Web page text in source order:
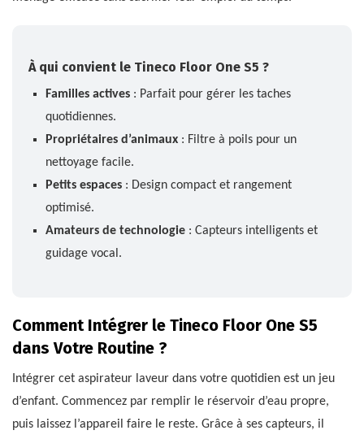
À qui convient le Tineco Floor One S5 ?
Familles actives: Parfait pour gérer les taches
quotidiennes.
Propriétaires d’animaux: Filtre à poils pour un
nettoyage facile.
Petits espaces: Design compact et rangement
optimisé.
Amateurs de technologie: Capteurs intelligents et
guidage vocal.
Comment Intégrer le Tineco Floor One S5
dans Votre Routine ?
Intégrer cet aspirateur laveur dans votre quotidien est un jeu
d’enfant. Commencez par remplir le réservoir d’eau propre,
puis laissez l’appareil faire le reste. Grâce à ses capteurs, il